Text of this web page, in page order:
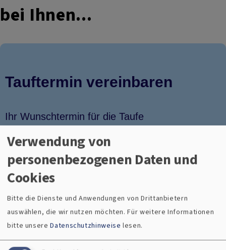
bei Ihnen...
Verwendung von
personenbezogenen Daten und
Cookies
Bitte die Dienste und Anwendungen von Drittanbietern
auswählen, die wir nutzen möchten.Für weitere Informationen
bitte unsereDatenschutzhinweise lesen.